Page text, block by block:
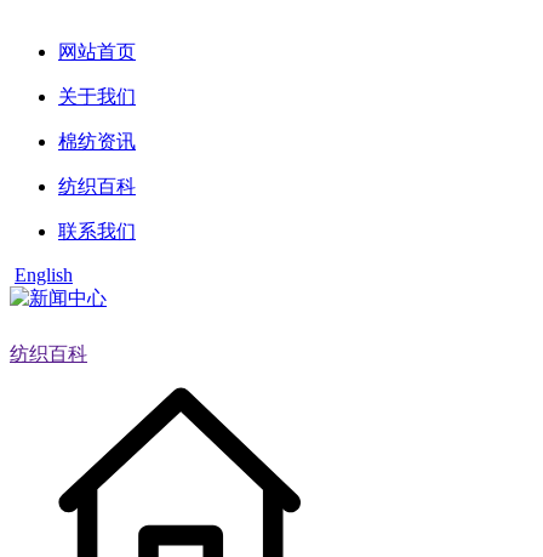
网站首页
关于我们
棉纺资讯
纺织百科
联系我们
English
纺织百科